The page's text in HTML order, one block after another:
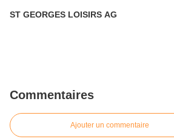
ST GEORGES LOISIRS AG
Commentaires
Ajouter un commentaire